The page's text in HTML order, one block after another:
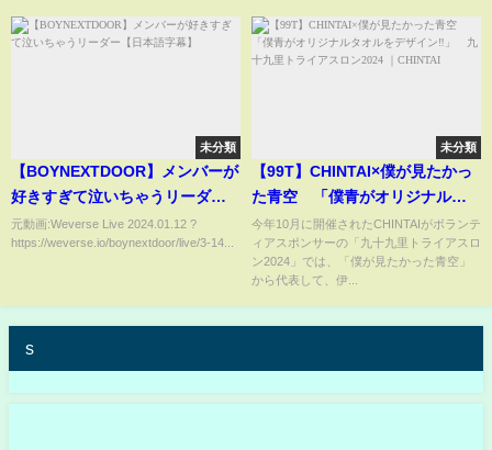
未分類
【BOYNEXTDOOR】メンバーが
好きすぎて泣いちゃうリーダー
【日本語字幕】
元動画:Weverse Live 2024.01.12 ?
https://weverse.io/boynextdoor/live/3-14...
未分類
【99T】CHINTAI×僕が見たかっ
た青空 「僕青がオリジナルタ
オルをデザイン‼」 九十九里ト
ライアスロン2024 ｜CHINTAI
今年10月に開催されたCHINTAIがボランテ
ィアスポンサーの「九十九里トライアスロ
ン2024」では、「僕が見たかった青空」
から代表して、伊...
s